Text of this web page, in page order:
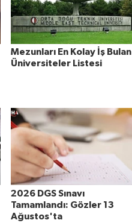
Mezunları En Kolay İş Bulan
Üniversiteler Listesi
2026 DGS Sınavı
Tamamlandı: Gözler 13
Ağustos'ta